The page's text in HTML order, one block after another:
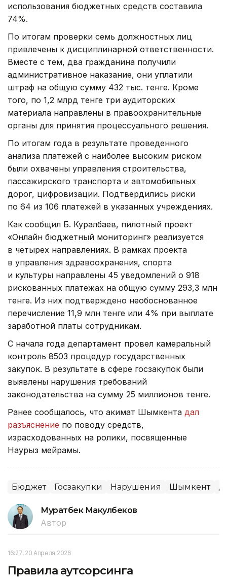
использования бюджетных средств составила
74%.
По итогам проверки семь должностных лиц
привлечены к дисциплинарной ответственности.
Вместе с тем, два гражданина получили
административное наказание, они уплатили
штраф на общую сумму 432 тыс. тенге. Кроме
того, по 1,2 млрд тенге три аудиторских
материала направлены в правоохранительные
органы для принятия процессуального решения.
По итогам года в результате проведенного
анализа платежей с наиболее высоким риском
были охвачены управления строительства,
пассажирского транспорта и автомобильных
дорог, цифровизации. Подтвердились риски
по 64 из 106 платежей в указанных учреждениях.
Как сообщил Б. Куралбаев, пилотный проект
«Онлайн бюджетный мониторинг» реализуется
в четырех направлениях. В рамках проекта
в управления здравоохранения, спорта
и культуры направлены 45 уведомлений о 918
рискованных платежах на общую сумму 293,3 млн
тенге. Из них подтверждено необоснованное
перечисление 11,9 млн тенге или 4% при выплате
заработной платы сотрудникам.
С начала года департамент провел камеральный
контроль 8503 процедур государственных
закупок. В результате в сфере госзакупок были
выявлены нарушения требований
законодательства на сумму 25 миллионов тенге.
Ранее сообщалось, что акимат Шымкента дал
разъяснение по поводу средств,
израсходованных на ролики, посвященные
Наурыз мейрамы.
Бюджет Госзакупки Нарушения Шымкент
Муратбек Макулбеков
Автор
16:27, 20 Апреля 2026
Правила аутсорсинга